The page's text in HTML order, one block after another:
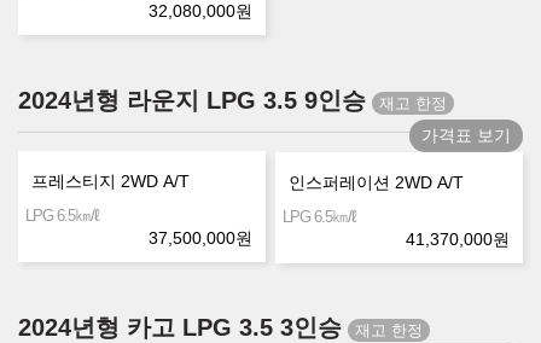
32,080,000원
2024년형 라운지 LPG 3.5 9인승
가격표 보기
프레스티지 2WD A/T
LPG 6.5㎞/ℓ
37,500,000원
인스퍼레이션 2WD A/T
LPG 6.5㎞/ℓ
41,370,000원
2024년형 카고 LPG 3.5 3인승